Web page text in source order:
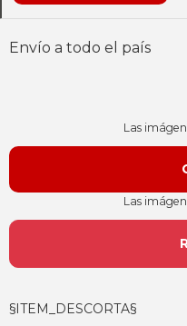
Envío a todo el país
Las
Las
§ITEM_DESCORTA§